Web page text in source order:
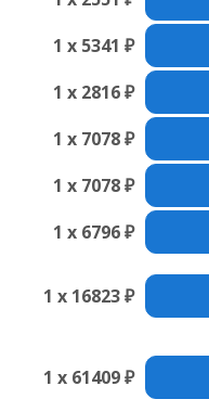
1 x 5341 ₽
1 x 2816 ₽
1 x 7078 ₽
1 x 7078 ₽
1 x 6796 ₽
1 x 16823 ₽
1 x 61409 ₽